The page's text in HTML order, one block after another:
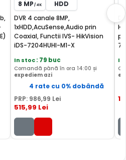
8 MP / 4K
HDD
DVR 4 canale 8MP,
1xHDD,AcuSense,Audio prin
Coaxial, Functii IVS- HikVision
iDS-7204HUHI-M1-X
In stoc: 79 buc
Comandă până în ora 14:00 și
expediem azi
4 rate cu 0% dobândă
PRP: 986,99 Lei
515,99 Lei
In